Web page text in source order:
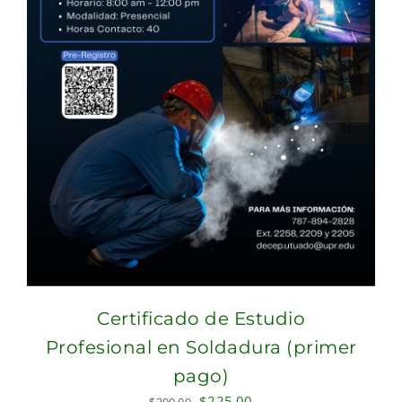
Certificado de Estudio
Profesional en Soldadura (primer
pago)